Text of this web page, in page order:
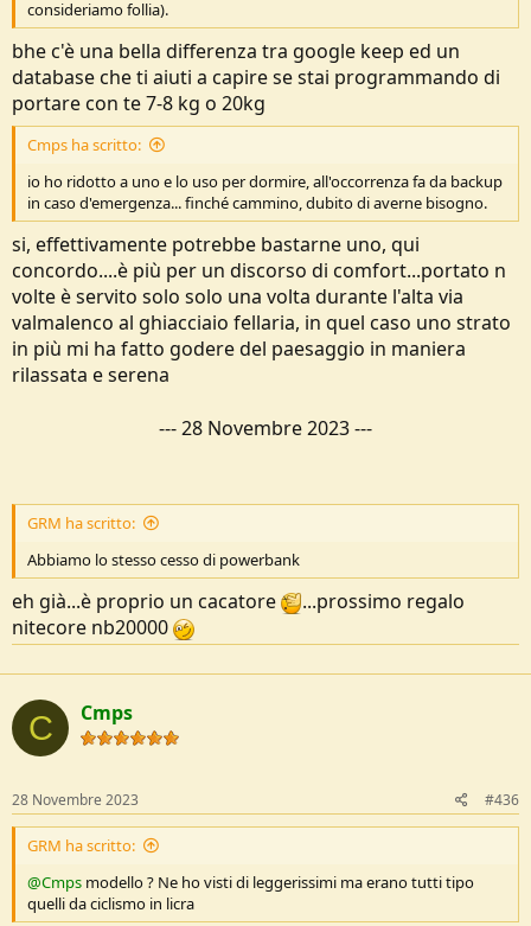
consideriamo follia).
bhe c'è una bella differenza tra google keep ed un
database che ti aiuti a capire se stai programmando di
portare con te 7-8 kg o 20kg
Cmps ha scritto:
io ho ridotto a uno e lo uso per dormire, all'occorrenza fa da backup
in caso d'emergenza... finché cammino, dubito di averne bisogno.
si, effettivamente potrebbe bastarne uno, qui
concordo....è più per un discorso di comfort...portato n
volte è servito solo solo una volta durante l'alta via
valmalenco al ghiacciaio fellaria, in quel caso uno strato
in più mi ha fatto godere del paesaggio in maniera
rilassata e serena
---28 Novembre 2023---
GRM ha scritto:
Abbiamo lo stesso cesso di powerbank
eh già...è proprio un cacatore
...prossimo regalo
nitecore nb20000
C Cmps
28 Novembre 2023 #436
GRM ha scritto:
@Cmps modello ? Ne ho visti di leggerissimi ma erano tutti tipo
quelli da ciclismo in licra